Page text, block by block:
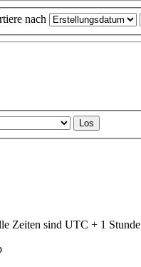
nach
Zeiten sind UTC + 1 Stunde